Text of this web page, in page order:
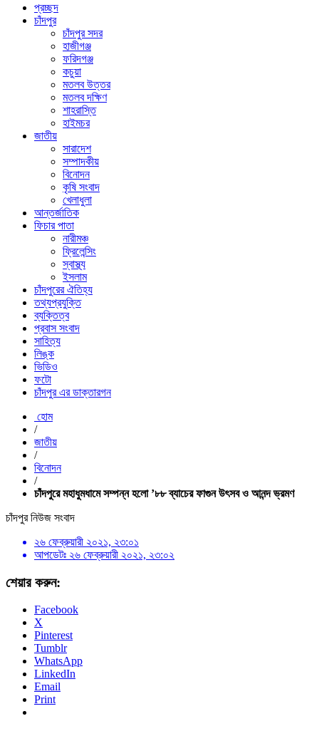
প্রচ্ছদ
চাঁদপুর
চাঁদপুর সদর
হাজীগঞ্জ
ফরিদগঞ্জ
কচুয়া
মতলব উত্তর
মতলব দক্ষিণ
শাহরাস্তি
হাইমচর
জাতীয়
সারাদেশ
সম্পাদকীয়
বিনোদন
কৃষি সংবাদ
খেলাধুলা
আন্তর্জাতিক
ফিচার পাতা
নারীমঞ্চ
ফ্রিলেন্সিং
স্বাস্থ্য
ইসলাম
চাঁদপুরের ঐতিহ্য
তথ্যপ্রযুক্তি
ব্যক্তিত্ব
প্রবাস সংবাদ
সাহিত্য
লিঙ্ক
ভিডিও
ফটো
চাঁদপুর এর ডাক্তারগন
হোম
/
জাতীয়
/
বিনোদন
/
চাঁদপুরে মহাধুমধামে সম্পন্ন হলো ’৮৮ ব্যাচের ফাগুন উৎসব ও আনন্দ ভ্রমণ
চাঁদপুর নিউজ সংবাদ
২৬ ফেব্রুয়ারী ২০২১, ২৩:০১
আপডেটঃ ২৬ ফেব্রুয়ারী ২০২১, ২৩:০২
শেয়ার করুন:
Facebook
X
Pinterest
Tumblr
WhatsApp
LinkedIn
Email
Print